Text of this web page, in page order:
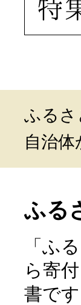
ふるさ
自治
ふる
「ふ
ら寄
書で